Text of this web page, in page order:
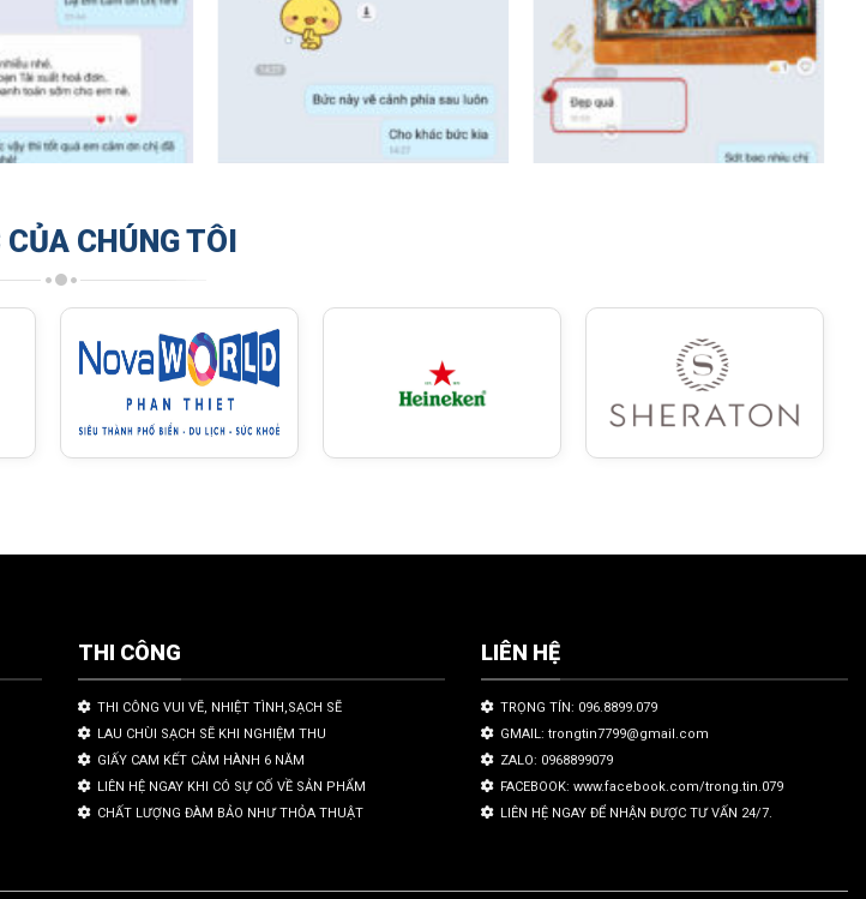
CHÚNG TÔI
THI CÔNG
THI CÔNG VUI VẼ, NHIỆT TÌNH,SẠCH SẼ
LAU CHÙI SẠCH SẼ KHI NGHIỆM THU
GIẤY CAM KẾT CẢM HÀNH 6 NĂM
LIÊN HỆ NGAY KHI CÓ SỰ CỐ VỀ SẢN PHẨM
CHẤT LƯỢNG ĐÀM BẢO NHƯ THỎA THUẬT
LIÊN HỆ
TRỌNG TÍN: 096.8899.079
GMAIL: trongtin7799@gmail.com
ZALO: 0968899079
FACEBOOK: www.facebook.com/trong.tin.079
LIÊN HỆ NGAY ĐỂ NHẬN ĐƯỢC TƯ VẤN 24/7.